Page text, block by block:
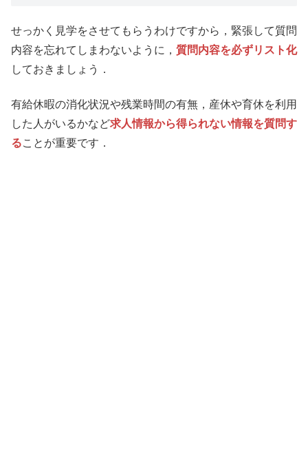
せっかく見学をさせてもらうわけですから，緊張して質問
内容を忘れてしまわないように， 質問内容を必ずリスト化
しておきましょう．
有給休暇の消化状況や残業時間の有無，産休や育休を利用
した人がいるかなど求人情報から得られない情報を質問す
ることが重要です．